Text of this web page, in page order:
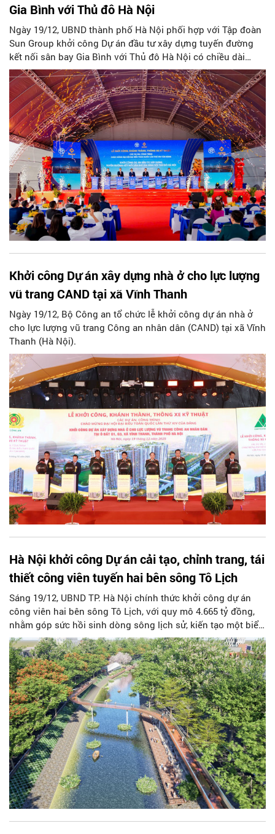
Gia Bình với Thủ đô Hà Nội
Ngày 19/12, UBND thành phố Hà Nội phối hợp với Tập đoàn
Sun Group khởi công Dự án đầu tư xây dựng tuyến đường
kết nối sân bay Gia Bình với Thủ đô Hà Nội có chiều dài
13,55km, tổng mức đầu tư 32.970,23 tỷ đồng.
Khởi công Dự án xây dựng nhà ở cho lực lượng
vũ trang CAND tại xã Vĩnh Thanh
Ngày 19/12, Bộ Công an tổ chức lễ khởi công dự án nhà ở
cho lực lượng vũ trang Công an nhân dân (CAND) tại xã Vĩnh
Thanh (Hà Nội).
Hà Nội khởi công Dự án cải tạo, chỉnh trang, tái
thiết công viên tuyến hai bên sông Tô Lịch
Sáng 19/12, UBND TP. Hà Nội chính thức khởi công dự án
công viên hai bên sông Tô Lịch, với quy mô 4.665 tỷ đồng,
nhằm góp sức hồi sinh dòng sông lịch sử, kiến tạo một biểu
tượng văn hóa mới giao thoa giữa quá khứ và hiện đại cho
Thủ đô.